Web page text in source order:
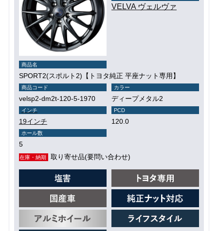
VELVA ヴェルヴァ
商品名
SPORT2(スポルト2)【トヨタ純正 平座ナット専用】
商品コード
velsp2-dm2t-120-5-1970
カラー
ディープメタル2
インチ
19インチ
PCD
120.0
ホール数
5
在庫・納期 取り寄せ品(要問い合わせ)